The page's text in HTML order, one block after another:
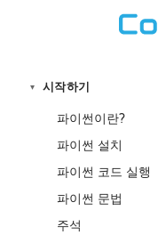
▾ 시작하기
파이썬이란?
파이썬 설치
파이썬 코드 실행
파이썬 문법
주석